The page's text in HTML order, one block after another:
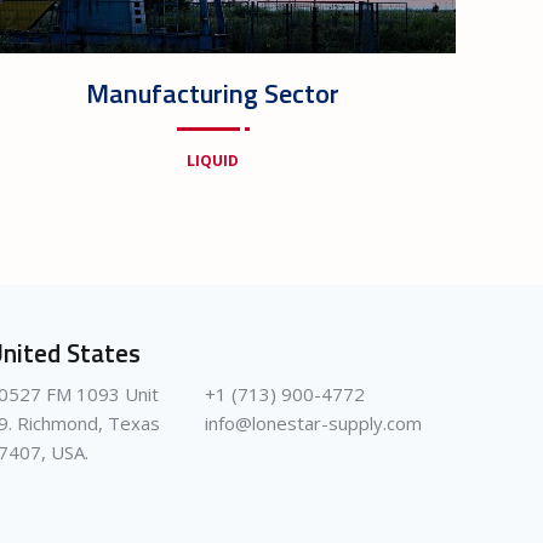
Manufacturing Sector
LIQUID
States
FM 1093 Unit
Richmond, Texas
USA.
+1 (713) 900-4772
info@lonestar-supply.com